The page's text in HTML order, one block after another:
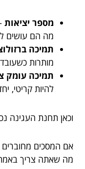
מספר יציאות
מה הם עושים
תמיכה
מותרות
תמיכה עומק
להיות קריטי,
וכאן תחנת העגינה
אם המסכים
מה שאתה צריך